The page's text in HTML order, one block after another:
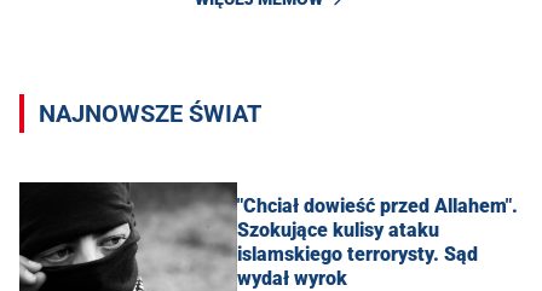
NAJNOWSZE ŚWIAT
"Chciał dowieść przed Allahem".
Szokujące kulisy ataku
islamskiego terrorysty. Sąd
wydał wyrok